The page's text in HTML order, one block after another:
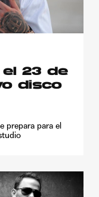
23 de
disco
prepara para el